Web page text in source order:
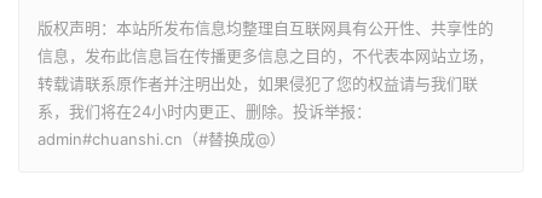
版权声明：本站所发布信息均整理自互联网具有公开性、共享性的
信息，发布此信息旨在传播更多信息之目的，不代表本网站立场，
转载请联系原作者并注明出处，如果侵犯了您的权益请与我们联
系，我们将在24小时内更正、删除。投诉举报：
admin#chuanshi.cn（#替换成@）